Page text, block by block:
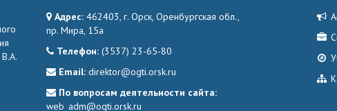
Адрес: 462403, г. Орск, Оренбургская обл.,
пр. Мира, 15а
Телефон: (3537) 23-65-80
Email: direktor@ogti.orsk.ru
По вопросам деятельности сайта:
web_adm@ogti.orsk.ru